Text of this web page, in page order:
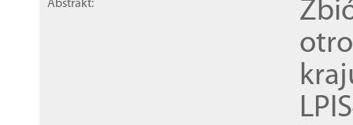
Abstrakt: